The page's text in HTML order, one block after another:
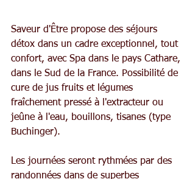
Saveur d'Être propose des séjours
détox dans un cadre exceptionnel, tout
confort, avec Spa dans le pays Cathare,
dans le Sud de la France. Possibilité de
cure de jus fruits et légumes
fraîchement pressé à l'extracteur ou
jeûne à l'eau, bouillons, tisanes (type
Buchinger).
Les journées seront rythmées par des
randonnées dans de superbes